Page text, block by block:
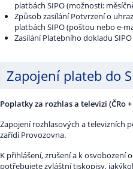
platbách SIPO (možnosti:
Způsob zasílání Potvrzení o
platbách SIPO (poštou nebo e-
Zasílání Platebního dokladu
Zapojení plateb do
Poplatky za rozhlas a televizi (ČRo +
Zapojení rozhlasových a televizních
zařídí Provozovna.
K přihlášení, zrušení a k osvobození
potřebujete zvláštní tiskopisy,